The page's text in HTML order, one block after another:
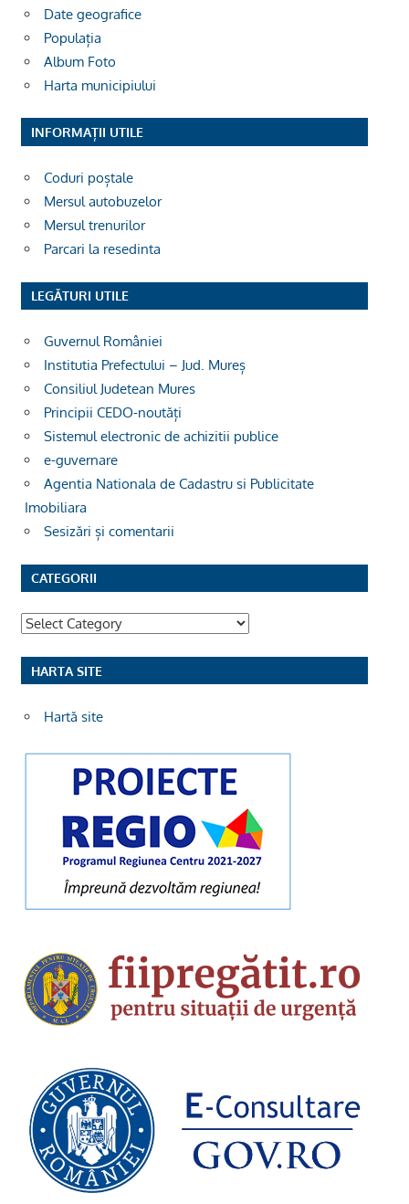
Date geografice
Populația
Album Foto
Harta municipiului
INFORMAȚII UTILE
Coduri poștale
Mersul autobuzelor
Mersul trenurilor
Parcari la resedinta
LEGĂTURI UTILE
Guvernul României
Institutia Prefectului – Jud. Mureș
Consiliul Judetean Mures
Principii CEDO-noutăți
Sistemul electronic de achizitii publice
e-guvernare
Agentia Nationala de Cadastru si Publicitate
Imobiliara
Sesizări și comentarii
CATEGORII
Categorii
HARTA SITE
Hartă site